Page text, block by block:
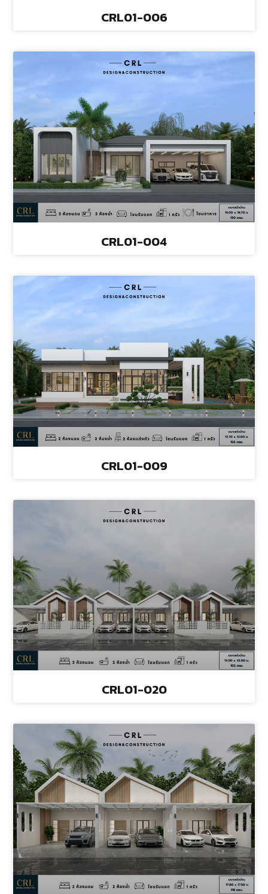
CRL01-006
CRL01-004
CRL01-009
CRL01-020